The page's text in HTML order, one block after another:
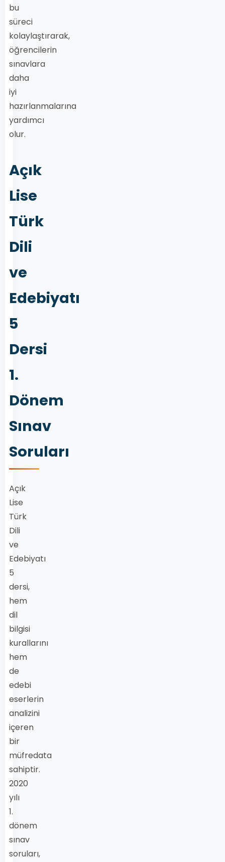
bu
süreci
kolaylaştırarak,
öğrencilerin
sınavlara
daha
iyi
hazırlanmalarına
yardımcı
olur.
Açık
Lise
Türk
Dili
ve
Edebiyatı
5
Dersi
1.
Dönem
Sınav
Soruları
Açık
Lise
Türk
Dili
ve
Edebiyatı
5
dersi,
hem
dil
bilgisi
kurallarını
hem
de
edebi
eserlerin
analizini
içeren
bir
müfredata
sahiptir.
2020
yılı
1.
dönem
sınav
soruları,